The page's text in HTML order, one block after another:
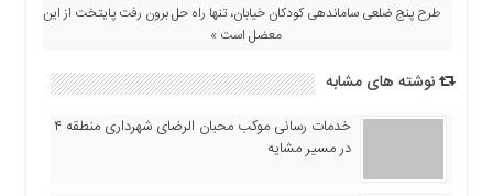
طرح پنج ضلعی ساماندهی کودکان خیابان، تنها راه حل برون رفت پایتخت از این
معضل است »
نوشته های مشابه
خدمات رسانی موکب محبان الرضای شهرداری منطقه ۴
در مسیر مشایه